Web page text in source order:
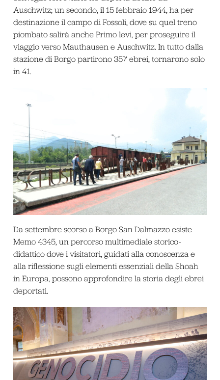
Auschwitz; un secondo, il 15 febbraio 1944, ha per
destinazione il campo di Fossoli, dove su quel treno
piombato salirà anche Primo levi, per proseguire il
viaggio verso Mauthausen e Auschwitz. In tutto dalla
stazione di Borgo partirono 357 ebrei, tornarono solo
in 41.
Da settembre scorso a Borgo San Dalmazzo esiste
Memo 4345, un percorso multimediale storico-
didattico dove i visitatori, guidati alla conoscenza e
alla riflessione sugli elementi essenziali della Shoah
in Europa, possono approfondire la storia degli ebrei
deportati.